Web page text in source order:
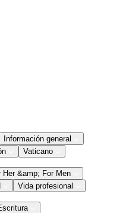
Información general
Vaticano
Her &amp; For Men
Vida profesional